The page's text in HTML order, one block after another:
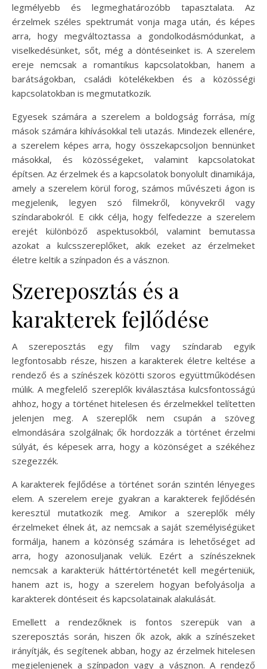
legmélyebb és legmeghatározóbb tapasztalata. Az
érzelmek széles spektrumát vonja maga után, és képes
arra, hogy megváltoztassa a gondolkodásmódunkat, a
viselkedésünket, sőt, még a döntéseinket is. A szerelem
ereje nemcsak a romantikus kapcsolatokban, hanem a
barátságokban, családi kötelékekben és a közösségi
kapcsolatokban is megmutatkozik.
Egyesek számára a szerelem a boldogság forrása, míg
mások számára kihívásokkal teli utazás. Mindezek ellenére,
a szerelem képes arra, hogy összekapcsoljon bennünket
másokkal, és közösségeket, valamint kapcsolatokat
építsen. Az érzelmek és a kapcsolatok bonyolult dinamikája,
amely a szerelem körül forog, számos művészeti ágon is
megjelenik, legyen szó filmekről, könyvekről vagy
színdarabokról. E cikk célja, hogy felfedezze a szerelem
erejét különböző aspektusokból, valamint bemutassa
azokat a kulcsszereplőket, akik ezeket az érzelmeket
életre keltik a színpadon és a vásznon.
Szereposztás és a
karakterek fejlődése
A szereposztás egy film vagy színdarab egyik
legfontosabb része, hiszen a karakterek életre keltése a
rendező és a színészek közötti szoros együttműködésen
múlik. A megfelelő szereplők kiválasztása kulcsfontosságú
ahhoz, hogy a történet hitelesen és érzelmekkel telítetten
jelenjen meg. A szereplők nem csupán a szöveg
elmondására szolgálnak; ők hordozzák a történet érzelmi
súlyát, és képesek arra, hogy a közönséget a székéhez
szegezzék.
A karakterek fejlődése a történet során szintén lényeges
elem. A szerelem ereje gyakran a karakterek fejlődésén
keresztül mutatkozik meg. Amikor a szereplők mély
érzelmeket élnek át, az nemcsak a saját személyiségüket
formálja, hanem a közönség számára is lehetőséget ad
arra, hogy azonosuljanak velük. Ezért a színészeknek
nemcsak a karakterük háttértörténetét kell megérteniük,
hanem azt is, hogy a szerelem hogyan befolyásolja a
karakterek döntéseit és kapcsolatainak alakulását.
Emellett a rendezőknek is fontos szerepük van a
szereposztás során, hiszen ők azok, akik a színészeket
irányítják, és segítenek abban, hogy az érzelmek hitelesen
megjelenjenek a színpadon vagy a vásznon. A rendező